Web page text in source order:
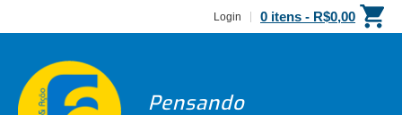
Login 0 itens - R$0,00
Pensando